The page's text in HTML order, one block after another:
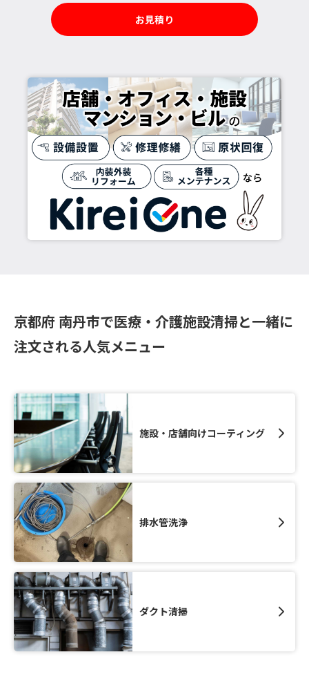
お見積り
京都府 南丹市で医療・介護施設清掃と一緒に
注文される人気メニュー
施設・店舗向けコーティング
排水管洗浄
ダクト清掃